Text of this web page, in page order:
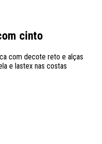
cinto
com decote reto e alças
e lastex nas costas